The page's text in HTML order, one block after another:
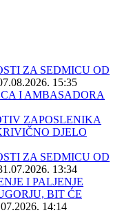
ZA SEDMICU OD
15:35
I AMBASADORA
ZAPOSLENIKA
DJELO
ZA SEDMICU OD
13:34
I PALJENJE
BIT ĆE
14:14